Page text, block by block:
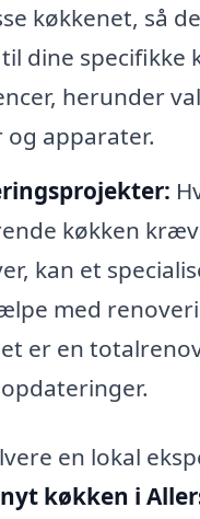
køkkenet, så
dine specifikke
herunder
apparater.
køkken
kan et
med
er en
en lokal
nyt køkken i